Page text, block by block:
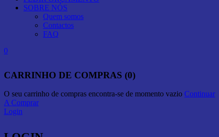
SOBRE NÓS
Quem somos
Contactos
FAQ
0
CARRINHO DE COMPRAS (0)
O seu carrinho de compras encontra-se de momento vazio Continuar
A Comprar
Login